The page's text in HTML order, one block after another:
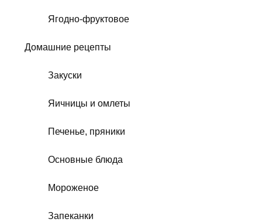
Ягодно-фруктовое
Домашние рецепты
Закуски
Яичницы и омлеты
Печенье, пряники
Основные блюда
Мороженое
Запеканки